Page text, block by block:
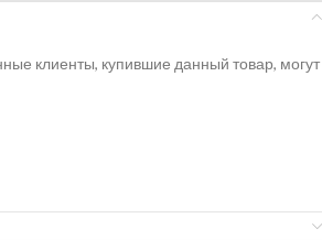
клиенты, купившие данный товар, могут